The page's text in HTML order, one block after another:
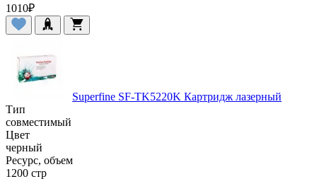
1010₽
Superfine SF-TK5220K Картридж лазерный
Тип
совместимый
Цвет
черный
Ресурс, объем
1200 стр